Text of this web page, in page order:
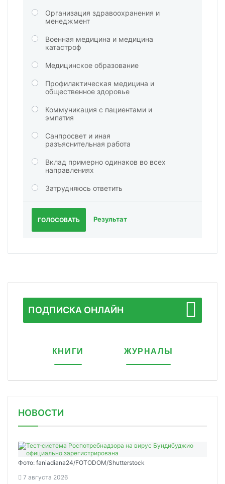
Организация здравоохранения и
менеджмент
Военная медицина и медицина
катастроф
Медицинское образование
Профилактическая медицина и
общественное здоровье
Коммуникация с пациентами и
эмпатия
Санпросвет и иная
разъяснительная работа
Вклад примерно одинаков во всех
направлениях
Затрудняюсь ответить
ГОЛОСОВАТЬ Результат
ПОДПИСКА ОНЛАЙН
КНИГИ ЖУРНАЛЫ
НОВОСТИ
Фото: faniadiana24/FOTODOM/Shutterstock
7 августа 2026